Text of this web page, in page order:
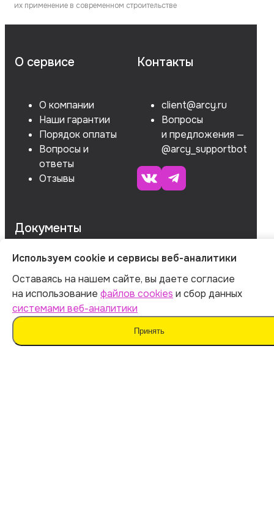
их применение в современном строительстве
О сервисе
О компании
Наши гарантии
Порядок оплаты
Вопросы и
ответы
Отзывы
Контакты
client@arcy.ru
Вопросы
и предложения —
@arcy_supportbot
Документы
ОГРНИП 312547621900150
ИНН 540535727161
Используем cookie и сервисы веб-аналитики
Оставаясь на нашем сайте, вы даете согласие
на использование файлов cookies и сбор данных
системами веб-аналитики
Принять